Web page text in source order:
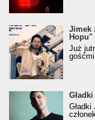
Jimek zdradza
Hopu" - wywiad
Jimek
Hopu"
Już
Gładki JR -